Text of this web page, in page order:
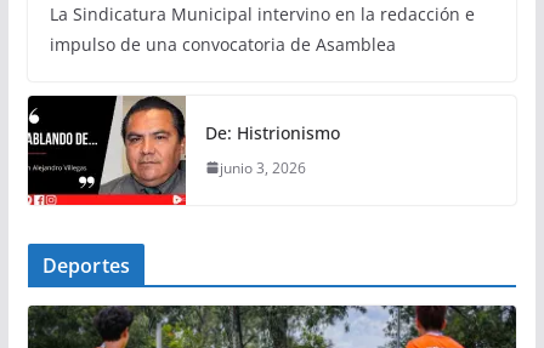
La Sindicatura Municipal intervino en la redacción e
impulso de una convocatoria de Asamblea
De: Histrionismo
junio 3, 2026
Deportes